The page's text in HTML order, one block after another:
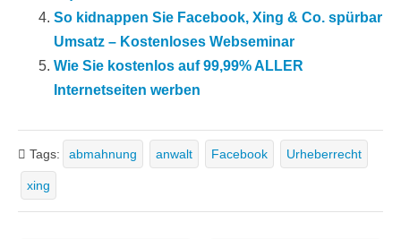
So kidnappen Sie Facebook, Xing & Co. spürbar
Umsatz – Kostenloses Webseminar
Wie Sie kostenlos auf 99,99% ALLER
Internetseiten werben
Tags: abmahnung anwalt Facebook Urheberrecht
xing